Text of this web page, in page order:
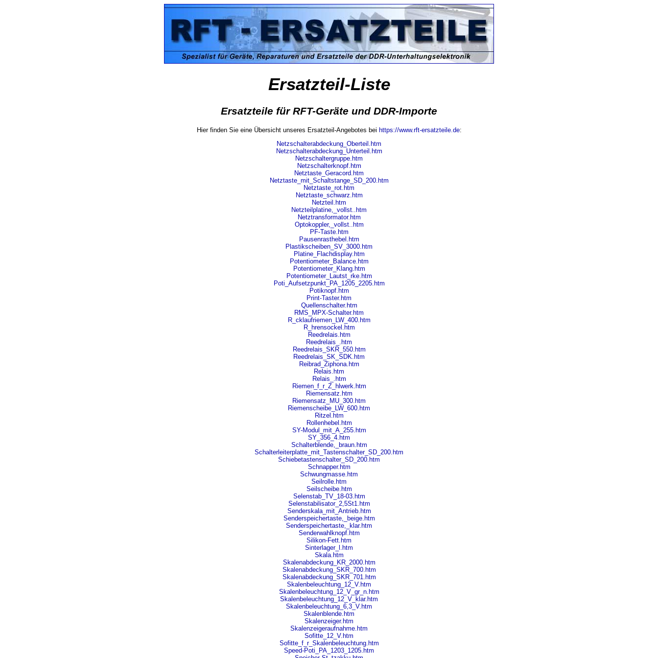
Ersatzteil-Liste
Ersatzteile für RFT-Geräte und DDR-Importe
Hier finden Sie eine Übersicht unseres Ersatzteil-Angebotes bei https://www.rft-ersatzteile.de:
Netzschalterabdeckung_Oberteil.htm
Netzschalterabdeckung_Unterteil.htm
Netzschaltergruppe.htm
Netzschalterknopf.htm
Netztaste_Geracord.htm
Netztaste_mit_Schaltstange_SD_200.htm
Netztaste_rot.htm
Netztaste_schwarz.htm
Netzteil.htm
Netzteilplatine,_vollst..htm
Netztransformator.htm
Optokoppler,_vollst..htm
PF-Taste.htm
Pausenrasthebel.htm
Plastikscheiben_SV_3000.htm
Platine_Flachdisplay.htm
Potentiometer_Balance.htm
Potentiometer_Klang.htm
Potentiometer_Lautst_rke.htm
Poti_Aufsetzpunkt_PA_1205_2205.htm
Potiknopf.htm
Print-Taster.htm
Quellenschalter.htm
RMS_MPX-Schalter.htm
R_cklaufriemen_LW_400.htm
R_hrensockel.htm
Reedrelais.htm
Reedrelais_.htm
Reedrelais_SKR_550.htm
Reedrelais_SK_SDK.htm
Reibrad_Ziphona.htm
Relais.htm
Relais_.htm
Riemen_f_r_Z_hlwerk.htm
Riemensatz.htm
Riemensatz_MU_300.htm
Riemenscheibe_LW_600.htm
Ritzel.htm
Rollenhebel.htm
SY-Modul_mit_A_255.htm
SY_356_4.htm
Schalterblende,_braun.htm
Schalterleiterplatte_mit_Tastenschalter_SD_200.htm
Schiebetastenschalter_SD_200.htm
Schnapper.htm
Schwungmasse.htm
Seilrolle.htm
Seilscheibe.htm
Selenstab_TV_18-03.htm
Selenstabilisator_2,5St1.htm
Senderskala_mit_Antrieb.htm
Senderspeichertaste,_beige.htm
Senderspeichertaste,_klar.htm
Senderwahlknopf.htm
Silikon-Fett.htm
Sinterlager_l.htm
Skala.htm
Skalenabdeckung_KR_2000.htm
Skalenabdeckung_SKR_700.htm
Skalenabdeckung_SKR_701.htm
Skalenbeleuchtung_12_V.htm
Skalenbeleuchtung_12_V_gr_n.htm
Skalenbeleuchtung_12_V_klar.htm
Skalenbeleuchtung_6,3_V.htm
Skalenblende.htm
Skalenzeiger.htm
Skalenzeigeraufnahme.htm
Sofitte_12_V.htm
Sofitte_f_r_Skalenbeleuchtung.htm
Speed-Poti_PA_1203_1205.htm